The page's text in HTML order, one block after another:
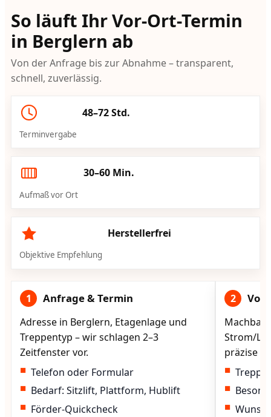
So läuft Ihr Vor-Ort-Termin
in Berglern ab
Von der Anfrage bis zur Abnahme – transparent,
schnell, zuverlässig.
48–72 Std.
Terminvergabe
30–60 Min.
Aufmaß vor Ort
Herstellerfrei
Objektive Empfehlung
1 Anfrage & Termin
Adresse in Berglern, Etagenlage und
Treppentyp – wir schlagen 2–3
Zeitfenster vor.
Telefon oder Formular
Bedarf: Sitzlift, Plattform, Hublift
Förder-Quickcheck
2
Strom/
präzise